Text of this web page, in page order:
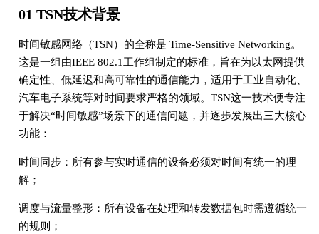
01 TSN技术背景
时间敏感网络（TSN）的全称是 Time-Sensitive Networking。
这是一组由IEEE 802.1工作组制定的标准，旨在为以太网提供
确定性、低延迟和高可靠性的通信能力，适用于工业自动化、
汽车电子系统等对时间要求严格的领域。TSN这一技术便专注
于解决“时间敏感”场景下的通信问题，并逐步发展出三大核心
功能：
时间同步：所有参与实时通信的设备必须对时间有统一的理
解；
调度与流量整形：所有设备在处理和转发数据包时需遵循统一
的规则；